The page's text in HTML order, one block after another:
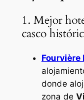
1. Mejor
casco
Fourvière
donde
zona de